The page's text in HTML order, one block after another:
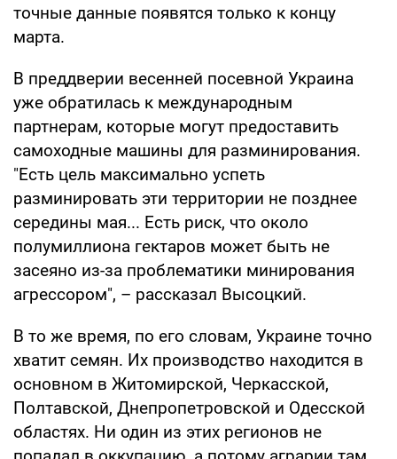
точные данные появятся только к концу
марта.
В преддверии весенней посевной Украина
уже обратилась к международным
партнерам, которые могут предоставить
самоходные машины для разминирования.
"Есть цель максимально успеть
разминировать эти территории не позднее
середины мая... Есть риск, что около
полумиллиона гектаров может быть не
засеяно из-за проблематики минирования
агрессором", – рассказал Высоцкий.
В то же время, по его словам, Украине точно
хватит семян. Их производство находится в
основном в Житомирской, Черкасской,
Полтавской, Днепропетровской и Одесской
областях. Ни один из этих регионов не